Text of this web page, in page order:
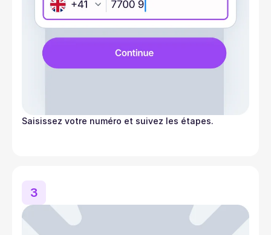
Saisissez votre numéro et suivez les étapes.
3